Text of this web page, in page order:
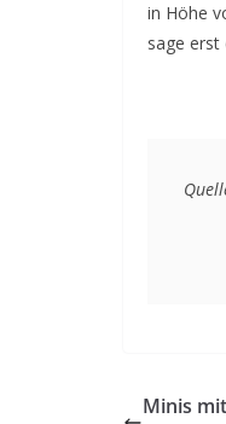
in Höhe
sage erst
Minis